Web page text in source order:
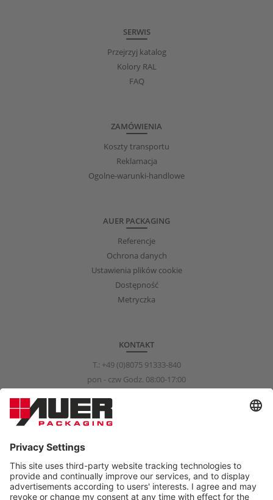
SERWIS
Przejrzyj katalog
Kolory RAL
FAQ
ZAMÓWIENIA
Koszty transportu
Reklamacja
Ogolne-warunki-handlowe
AUER PACKAGING
Referencje
Ochrona danych
Ustawienia plików cookie
Dostępność
Metryczka
KONTAKT
T.: +49 (0)8075 91333-840
pon - czw Godz. 08:00-17:00
info@auer-packaging.com